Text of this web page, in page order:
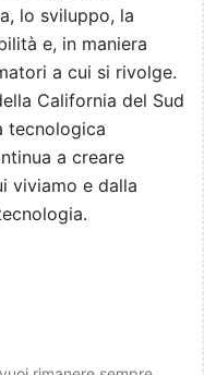
lo sviluppo, la
e, in maniera
a cui si rivolge.
California del Sud
tecnologica
a creare
viviamo e dalla